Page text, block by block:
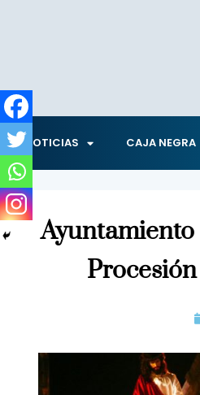
NOTICIAS CAJA NEGRA
Ayuntamiento